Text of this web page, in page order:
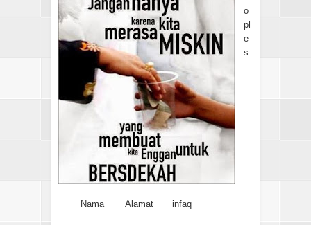
o
pl
e
s
Nama Alamat infaq